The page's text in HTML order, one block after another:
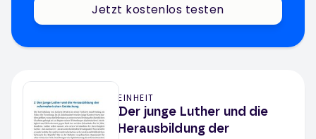
Jetzt kostenlos testen
EINHEIT
Der junge Luther und die
Herausbildung der